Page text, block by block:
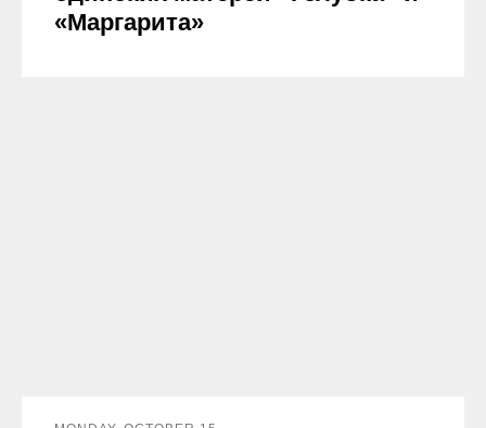
«Маргарита»